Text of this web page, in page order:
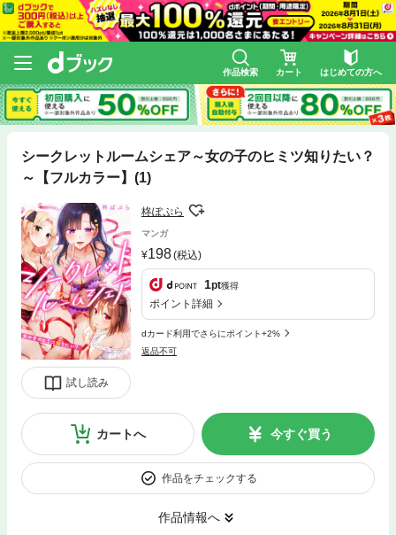
作品検索 カート はじめての方へ
シークレットルームシェア～女の子のヒミツ知りたい？
～【フルカラー】(1)
試し読み
柊ぽぷら
マンガ
198(税込)
1pt獲得
ポイント詳細
dカード利用でさらにポイント+2%
返品不可
カートへ 今すぐ買う
作品をチェックする
作品情報へ